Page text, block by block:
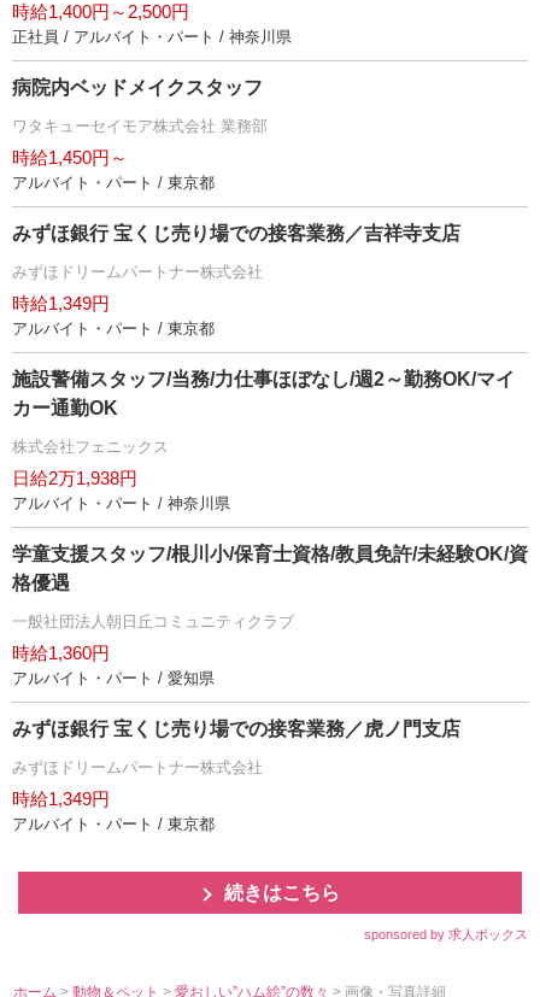
時給1,400円～2,500円
正社員 / アルバイト・パート / 神奈川県
病院内ベッドメイクスタッフ
ワタキューセイモア株式会社 業務部
時給1,450円～
アルバイト・パート / 東京都
みずほ銀行 宝くじ売り場での接客業務／吉祥寺支店
みずほドリームパートナー株式会社
時給1,349円
アルバイト・パート / 東京都
施設警備スタッフ/当務/力仕事ほぼなし/週2～勤務OK/マイ
カー通勤OK
株式会社フェニックス
日給2万1,938円
アルバイト・パート / 神奈川県
学童支援スタッフ/根川小/保育士資格/教員免許/未経験OK/資
格優遇
一般社団法人朝日丘コミュニティクラブ
時給1,360円
アルバイト・パート / 愛知県
みずほ銀行 宝くじ売り場での接客業務／虎ノ門支店
みずほドリームパートナー株式会社
時給1,349円
アルバイト・パート / 東京都
続きはこちら
sponsored by 求人ボックス
ホーム >動物＆ペット>愛おしい”ハム絵”の数々> 画像・写真詳細